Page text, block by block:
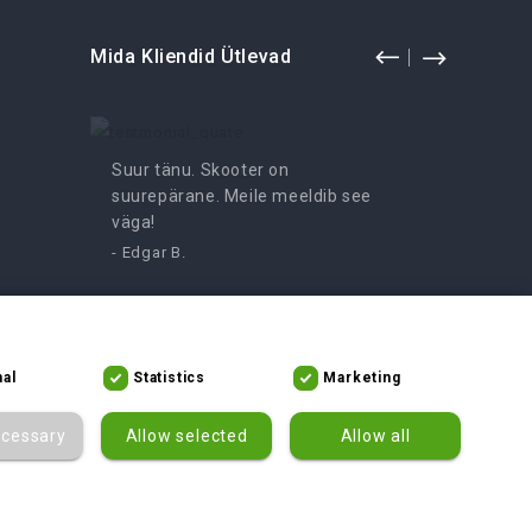
Mida Kliendid Ütlevad
Suur tänu. Skooter on
suurepärane. Meile meeldib see
väga!
- Edgar B.
Hämmastav mopeed, me ei saa
Statistics Marketing
Allow selected Allow all